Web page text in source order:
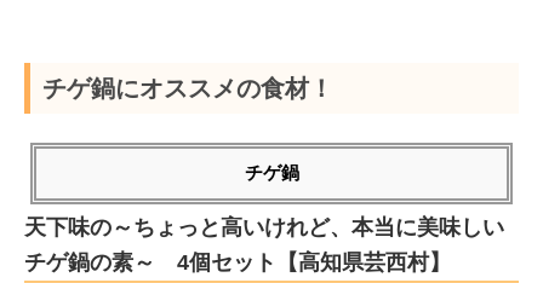
チゲ鍋にオススメの食材！
チゲ鍋
天下味の～ちょっと高いけれど、本当に美味しい
チゲ鍋の素～ 4個セット【高知県芸西村】